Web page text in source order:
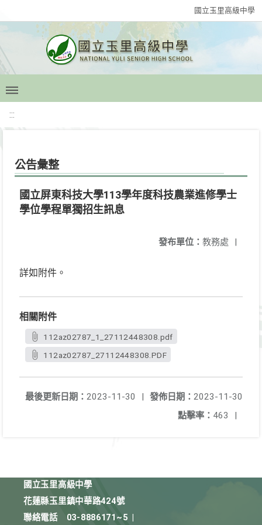
國立玉里高級中學
:::
公告彙整
國立屏東科技大學113學年度科技農業進修學士
學位學程單獨招生訊息
發布單位： 教務處 |
詳如附件。
相關附件
112az02787_1_27112448308.pdf
112az02787_27112448308.PDF
發佈日期： 2023-11-30
最後更新日期： 2023-11-30
|
點擊率： 463 |
國立玉里高級中學
花蓮縣玉里鎮中華路424號
聯絡電話
03-8886171~5